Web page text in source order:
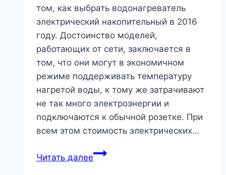
том, как выбрать водонагреватель
электрический накопительный в 2016
году. Достоинство моделей,
работающих от сети, заключается в
том, что они могут в экономичном
режиме поддерживать температуру
нагретой воды, к тому же затрачивают
не так много электроэнергии и
подключаются к обычной розетке. При
всем этом стоимость электрических…
Читать далееВыбираем